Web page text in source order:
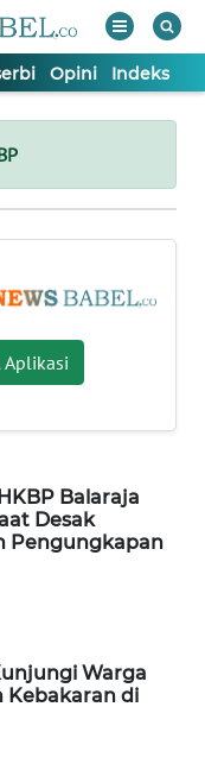
Opini Indeks
Balaraja
Desak
Pengungkapan
Warga
Kebakaran di